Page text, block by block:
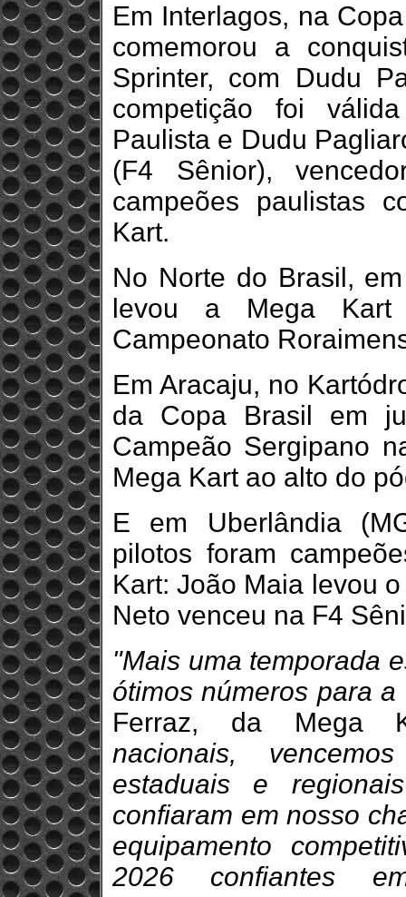
Em Interlagos, na
comemorou a
Sprinter, com Dudu
competição foi
Paulista e Dudu
(F4 Sênior),
campeões paulistas
Kart.
No Norte do Brasil,
levou a Mega
Campeonato
Em Aracaju, no
da Copa Brasil em
Campeão Sergipano
Mega Kart ao alto do
E em Uberlândia
pilotos foram
Kart: João Maia levou
Neto venceu na F4
"Mais uma temporada
ótimos números para a
Ferraz, da Mega
nacionais,
estaduais e
confiaram em nosso
equipamento
2026 confiantes